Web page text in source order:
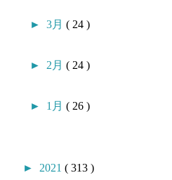
►3月( 24 )
► 2月( 24 )
► 1月( 26 )
► 2021( 313 )